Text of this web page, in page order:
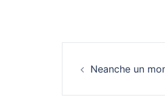
articolo
Neanche un